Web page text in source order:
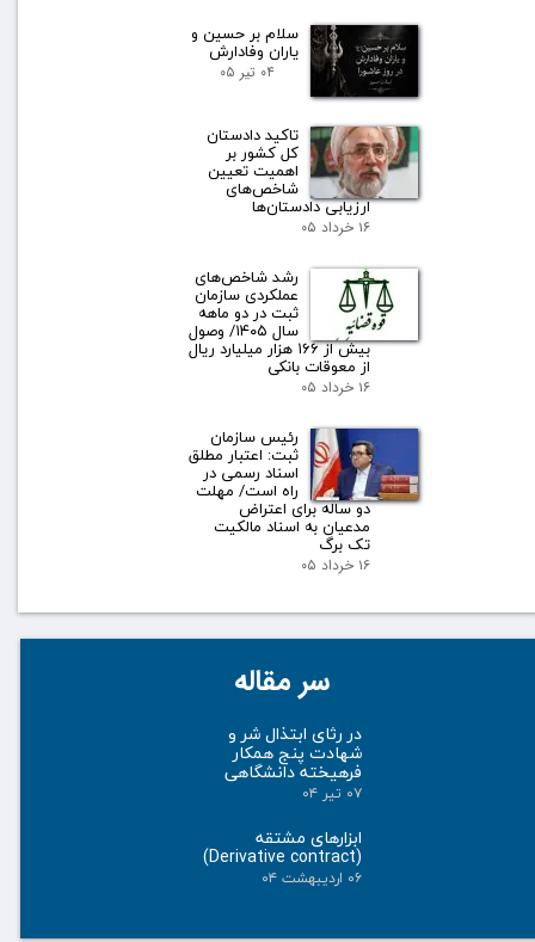
سلام بر حسین و
یاران وفادارش
۰۴ تیر ۰۵
تاکید دادستان
کل کشور بر
اهمیت تعیین
شاخص‌های
ارزیابی دادستان‌ها
۱۶ خرداد ۰۵
رشد شاخص‌های
عملکردی سازمان
ثبت در دو ماهه
سال ۱۴۰۵/ وصول
بیش از ۱۶۶ هزار میلیارد ریال
از معوقات بانکی
۱۶ خرداد ۰۵
رئیس سازمان
ثبت: اعتبار مطلق
اسناد رسمی در
راه است/ مهلت
دو ساله برای اعتراض
مدعیان به اسناد مالکیت
تک برگ
۱۶ خرداد ۰۵
سر مقاله
در رثای ابتذال شر و
شهادت پنج همکار
فرهیخته دانشگاهی
۰۷ تیر ۰۴
ابزارهای مشتقه
(Derivative contract)
۰۶ اردیبهشت ۰۴